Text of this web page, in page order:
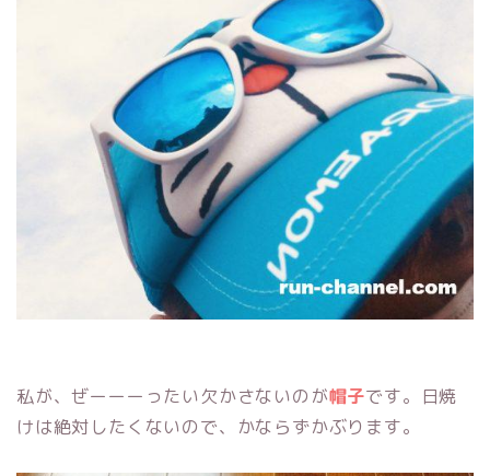
私が、ぜーーーったい欠かさないのが帽子です。日焼
けは絶対したくないので、かならずかぶります。